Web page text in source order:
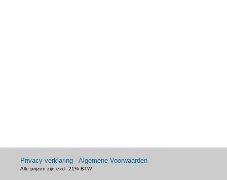
Privacy verklaring - Algemene Voorwaarden
Alle prijzen zijn excl. 21% BTW